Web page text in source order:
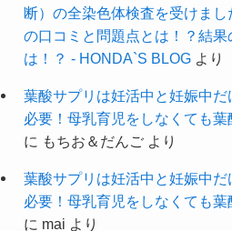
断）の全染色体検査を受けまし
の口コミと問題点とは！？結
は！？ - HONDA`S BLOGより
葉酸サプリは妊活中と妊娠中
必要！母乳育児をしなくても葉
に もちお＆だんごより
葉酸サプリは妊活中と妊娠中
必要！母乳育児をしなくても葉
に mai より